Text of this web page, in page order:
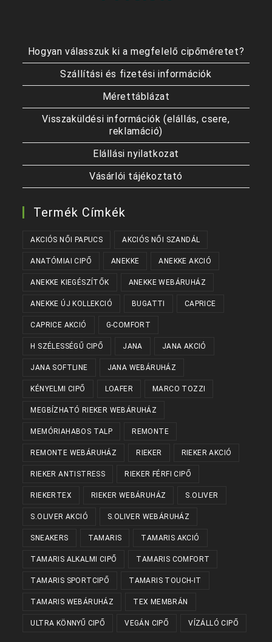
Hogyan válasszuk ki a megfelelő cipőméretet?
Szállítási és fizetési információk
Mérettáblázat
Visszaküldési információk (elállás, csere,
reklamáció)
Elállási nyilatkozat
Vásárlói tájékoztató
Termék Címkék
AKCIÓS NŐI PAPUCS AKCIÓS NŐI SZANDÁL
ANATÓMIAI CIPŐ ANEKKE ANEKKE AKCIÓ
ANEKKE KIEGÉSZÍTŐK ANEKKE WEBÁRUHÁZ
ANEKKE ÚJ KOLLEKCIÓ BUGATTI CAPRICE
CAPRICE AKCIÓ G-COMFORT
H SZÉLESSÉGŰ CIPŐ JANA JANA AKCIÓ
JANA SOFTLINE JANA WEBÁRUHÁZ
KÉNYELMI CIPŐ LOAFER MARCO TOZZI
MEGBÍZHATÓ RIEKER WEBÁRUHÁZ
MEMÓRIAHABOS TALP REMONTE
REMONTE WEBÁRUHÁZ RIEKER RIEKER AKCIÓ
RIEKER ANTISTRESS RIEKER FÉRFI CIPŐ
RIEKERTEX RIEKER WEBÁRUHÁZ S.OLIVER
S.OLIVER AKCIÓ S.OLIVER WEBÁRUHÁZ
SNEAKERS TAMARIS TAMARIS AKCIÓ
TAMARIS ALKALMI CIPŐ TAMARIS COMFORT
TAMARIS SPORTCIPŐ TAMARIS TOUCH-IT
TAMARIS WEBÁRUHÁZ TEX MEMBRÁN
ULTRA KÖNNYŰ CIPŐ VEGÁN CIPŐ VÍZÁLLÓ CIPŐ